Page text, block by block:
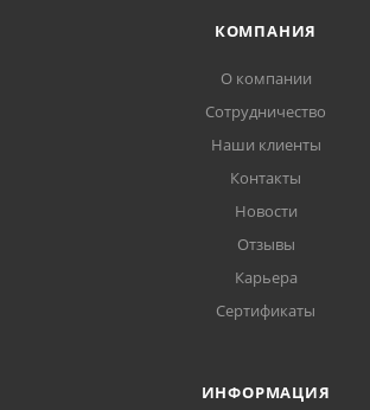
КОМПАНИЯ
О компании
Сотрудничество
Наши клиенты
Контакты
Новости
Отзывы
Карьера
Сертификаты
ИНФОРМАЦИЯ